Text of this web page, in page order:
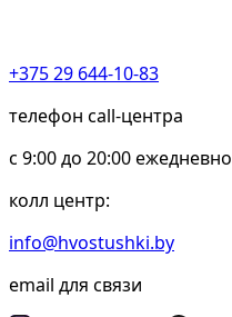
+375 29 644-10-83
телефон call-центра
c 9:00 до 20:00 ежедневно
колл центр:
info@hvostushki.by
email для связи